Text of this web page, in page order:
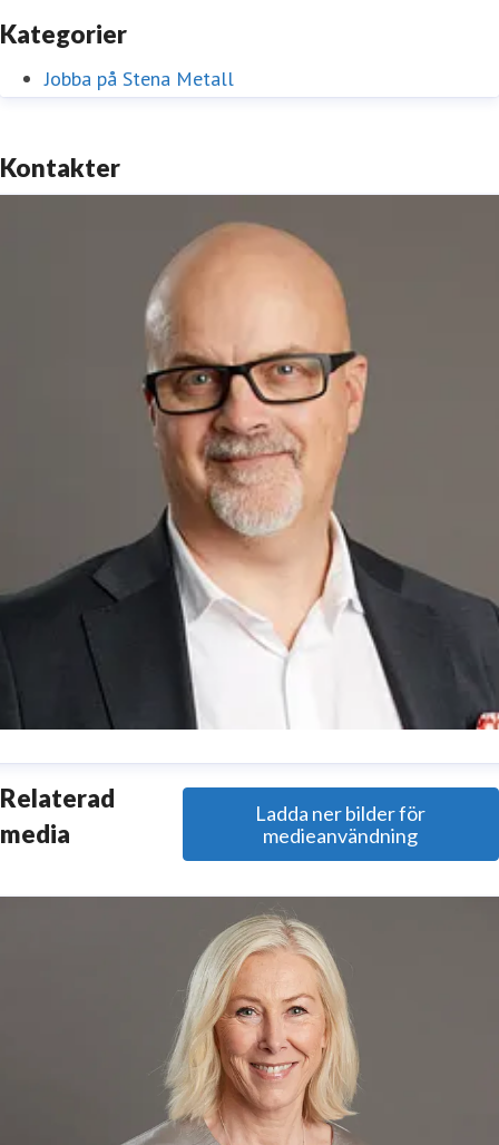
Kategorier
Jobba på Stena Metall
Kontakter
Waltersson
Manager, Communications
+46 70 511 26 70
Relaterad
media
Ladda ner bilder för
medieanvändning